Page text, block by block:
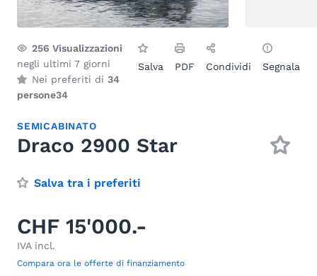
256 Visualizzazioni
negli ultimi 7 giorni
Nei preferiti di 34
persone34
Salva PDF Condividi Segnala
SEMICABINATO
Draco 2900 Star
Salva tra i preferiti
CHF 15'000.-
IVA incl.
Compara ora le offerte di finanziamento